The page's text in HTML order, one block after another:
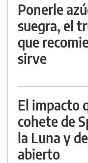
Ponerle
suegra, el
que
sirve
El impacto
cohete de
la Luna y
abierto